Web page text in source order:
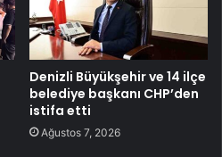
Denizli Büyükşehir ve 14 ilçe
belediye başkanı CHP’den
istifa etti
Ağustos 7, 2026